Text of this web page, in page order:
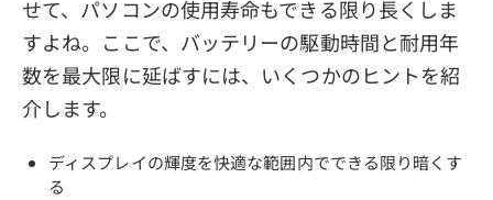
せて、パソコンの使用寿命もできる限り長くしま
すよね。ここで、バッテリーの駆動時間と耐用年
数を最大限に延ばすには、いくつかのヒントを紹
介します。
ディスプレイの輝度を快適な範囲内でできる限り暗くす
る